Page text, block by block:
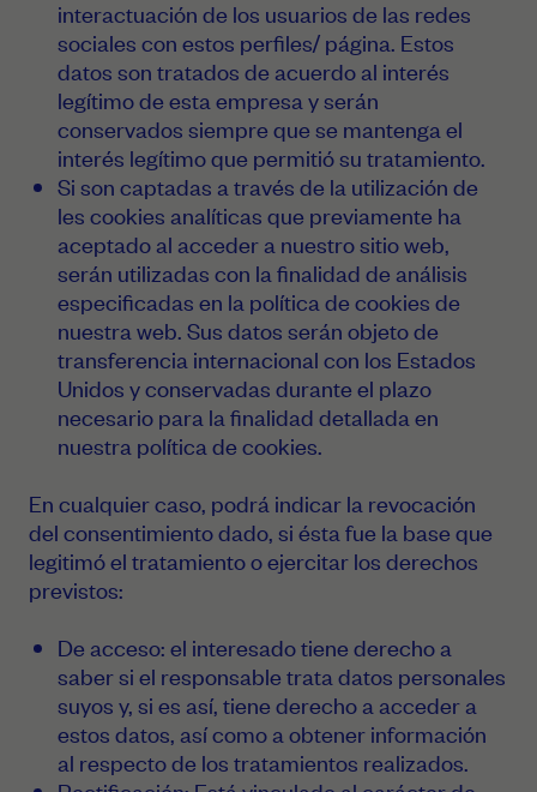
interactuación de los usuarios de las redes
sociales con estos perfiles/ página. Estos
datos son tratados de acuerdo al interés
legítimo de esta empresa y serán
conservados siempre que se mantenga el
interés legítimo que permitió su tratamiento.
Si son captadas a través de la utilización de
les cookies analíticas que previamente ha
aceptado al acceder a nuestro sitio web,
serán utilizadas con la finalidad de análisis
especificadas en la política de cookies de
nuestra web. Sus datos serán objeto de
transferencia internacional con los Estados
Unidos y conservadas durante el plazo
necesario para la finalidad detallada en
nuestra política de cookies.
En cualquier caso, podrá indicar la revocación
del consentimiento dado, si ésta fue la base que
legitimó el tratamiento o ejercitar los derechos
previstos:
De acceso: el interesado tiene derecho a
saber si el responsable trata datos personales
suyos y, si es así, tiene derecho a acceder a
estos datos, así como a obtener información
al respecto de los tratamientos realizados.